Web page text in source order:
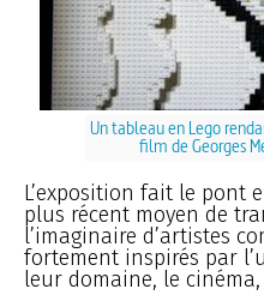
Un tableau en Lego
film de Georges
L’exposition fait le pont
plus récent moyen de
l’imaginaire d’artistes
fortement inspirés par
leur domaine, le